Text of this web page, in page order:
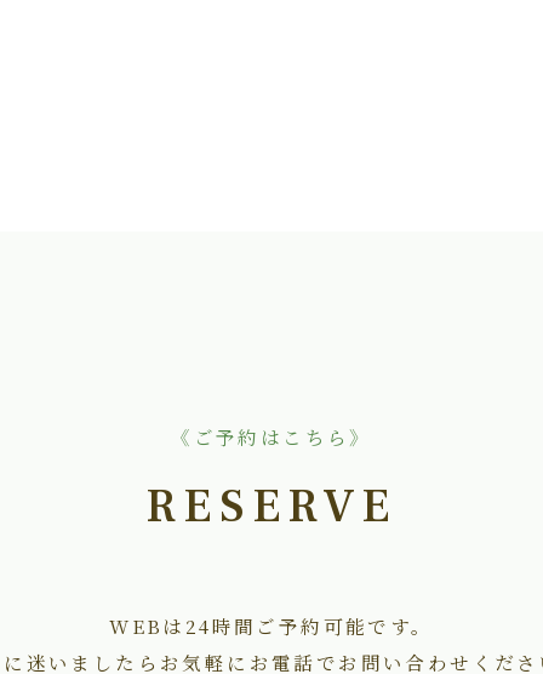
《ご予約はこちら》
RESERVE
WEBは24時間ご予約可能です。
迷いましたらお気軽にお電話でお問い合わせくださ